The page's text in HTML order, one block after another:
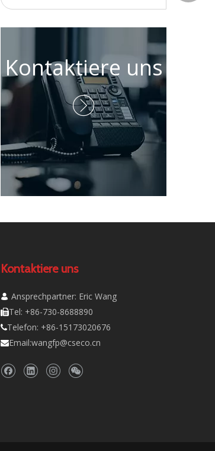
Kontaktiere uns

Kontaktiere uns
 Ansprechpartner: Eric Wang
Tel: +86-730-8688890
Telefon: +86-15173020676
Email:wangfp@cseco.cn